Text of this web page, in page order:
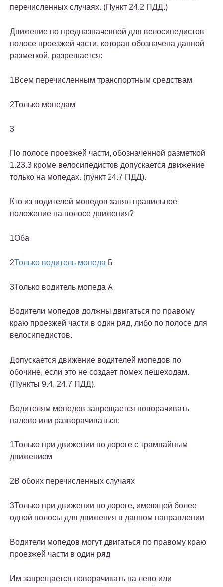
перечисленных случаях. (Пункт 24.2 ПДД.)
Движение по предназначенной для велосипедистов
полосе проезжей части, которая обозначена данной
разметкой, разрешается:
1Всем перечисленным транспортным средствам
2Только мопедам
3
По полосе проезжей части, обозначенной разметкой
1.23.3 кроме велосипедистов допускается движение
только на мопедах. (пункт 24.7 ПДД).
Кто из водителей мопедов занял правильное
положение на полосе движения?
1Оба
2Только водитель мопеда Б
3Только водитель мопеда А
Водители мопедов должны двигаться по правому
краю проезжей части в один ряд, либо по полосе для
велосипедистов.
Допускается движение водителей мопедов по
обочине, если это не создает помех пешеходам.
(Пункты 9.4, 24.7 ПДД).
Водителям мопедов запрещается поворачивать
налево или разворачиваться:
1Только при движении по дороге с трамвайным
движением
2В обоих перечисленных случаях
3Только при движении по дороге, имеющей более
одной полосы для движения в данном направлении
Водители мопедов могут двигаться по правому краю
проезжей части в один ряд.
Им запрещается поворачивать на лево или